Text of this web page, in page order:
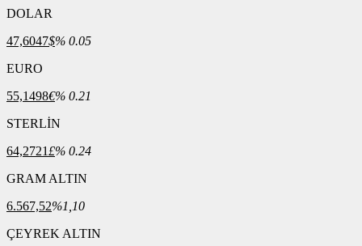
DOLAR
47,6047$% 0.05
EURO
55,1498€% 0.21
STERLİN
64,2721£% 0.24
GRAM ALTIN
6.567,52%1,10
ÇEYREK ALTIN